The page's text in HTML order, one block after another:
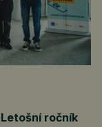
Letošní ročník